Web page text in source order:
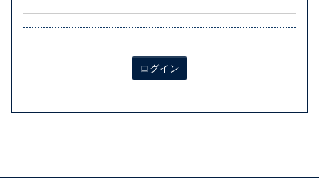
ログイン